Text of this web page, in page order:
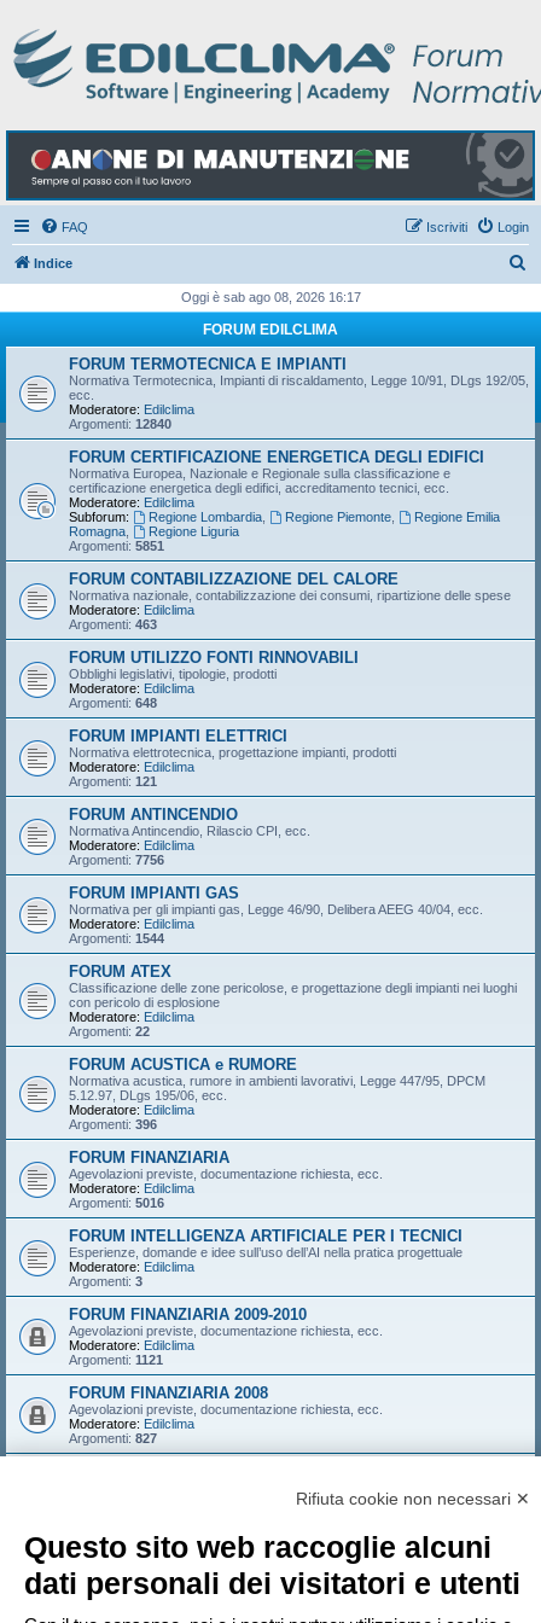
FAQ Login
Iscriviti
Indice
c
Oggi è sab ago 08, 2026 16:17
FORUM EDILCLIMA
FORUM TERMOTECNICA E IMPIANTI
Normativa Termotecnica, Impianti di riscaldamento, Legge 10/91, DLgs 192/05,
ecc.
Moderatore: Edilclima
Argomenti: 12840
FORUM CERTIFICAZIONE ENERGETICA DEGLI EDIFICI
Normativa Europea, Nazionale e Regionale sulla classificazione e
certificazione energetica degli edifici, accreditamento tecnici, ecc.
Moderatore: Edilclima
Subforum:
Regione Lombardia, Regione Piemonte,
Regione Emilia
Romagna
Regione Liguria
Argomenti: 5851
FORUM CONTABILIZZAZIONE DEL CALORE
Normativa nazionale, contabilizzazione dei consumi, ripartizione delle spese
Moderatore: Edilclima
Argomenti: 463
FORUM UTILIZZO FONTI RINNOVABILI
Obblighi legislativi, tipologie, prodotti
Moderatore: Edilclima
Argomenti: 648
FORUM IMPIANTI ELETTRICI
Normativa elettrotecnica, progettazione impianti, prodotti
Moderatore: Edilclima
Argomenti: 121
FORUM ANTINCENDIO
Normativa Antincendio, Rilascio CPI, ecc.
Moderatore: Edilclima
Argomenti: 7756
FORUM IMPIANTI GAS
Normativa per gli impianti gas, Legge 46/90, Delibera AEEG 40/04, ecc.
Moderatore: Edilclima
Argomenti: 1544
FORUM ATEX
Classificazione delle zone pericolose, e progettazione degli impianti nei luoghi
con pericolo di esplosione
Moderatore: Edilclima
Argomenti: 22
FORUM ACUSTICA e RUMORE
Normativa acustica, rumore in ambienti lavorativi, Legge 447/95, DPCM
5.12.97, DLgs 195/06, ecc.
Moderatore: Edilclima
Argomenti: 396
FORUM FINANZIARIA
Agevolazioni previste, documentazione richiesta, ecc.
Moderatore: Edilclima
Argomenti: 5016
FORUM INTELLIGENZA ARTIFICIALE PER I TECNICI
Esperienze, domande e idee sull’uso dell’AI nella pratica progettuale
Moderatore: Edilclima
Argomenti: 3
FORUM FINANZIARIA 2009-2010
Agevolazioni previste, documentazione richiesta, ecc.
Moderatore: Edilclima
Argomenti: 1121
FORUM FINANZIARIA 2008
Agevolazioni previste, documentazione richiesta, ecc.
Moderatore: Edilclima
Argomenti: 827
LOGIN
ISCRIVITI
Nome utente:
Rifiuta cookie non necessari ✕
Questo sito web raccoglie alcuni
dati personali dei visitatori e utenti